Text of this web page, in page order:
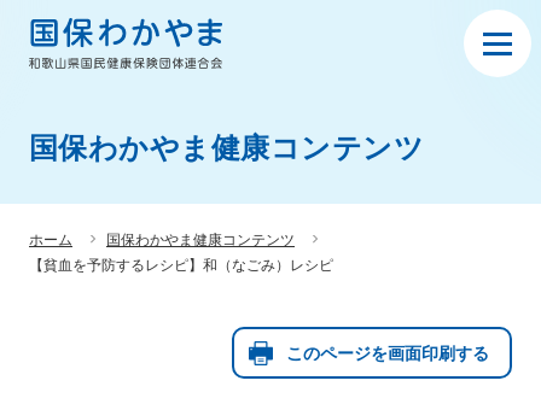
国保わかやま健康コンテンツ
ホーム
国保わかやま健康コンテンツ
【貧血を予防するレシピ】和（なごみ）レシピ
このページを画面印刷する